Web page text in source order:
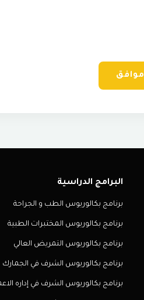
موافق
البرامج الدراسية
برنامج بكالوريوس الطب و الجراحة
برنامج بكالوريوس المختبرات الطبية
برنامج بكالوريوس التمريض العالي
برنامج بكالوريوس الشرف في الجمارك
برنامج بكالوريوس الشرف في إداره